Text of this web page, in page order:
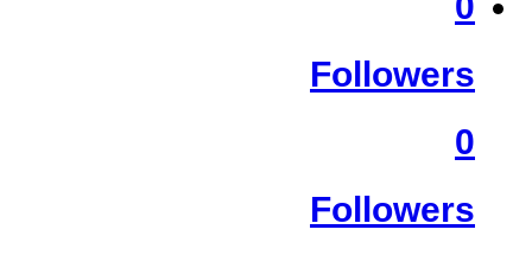
Followers
0
Followers